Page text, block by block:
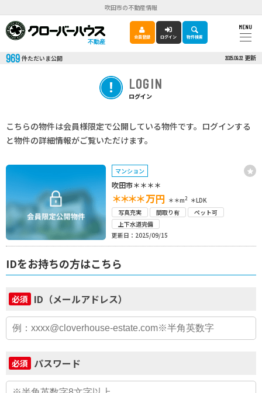
吹田市の不動産情報
不動産
会員登録 ログイン 物件検索
MENU
969 件ただいま公開 2025.09.22 更新
LOGIN
ログイン
こちらの物件は会員様限定で公開している物件です。ログインする
と物件の詳細情報がご覧いただけます。
マンション
吹田市＊＊＊＊
＊＊＊＊万円 ＊＊m2 ＊LDK
写真充実
間取り有
ペット可
上下水道完備
更新日：2025/09/15
IDをお持ちの方はこちら
必須 ID（メールアドレス）
必須 パスワード